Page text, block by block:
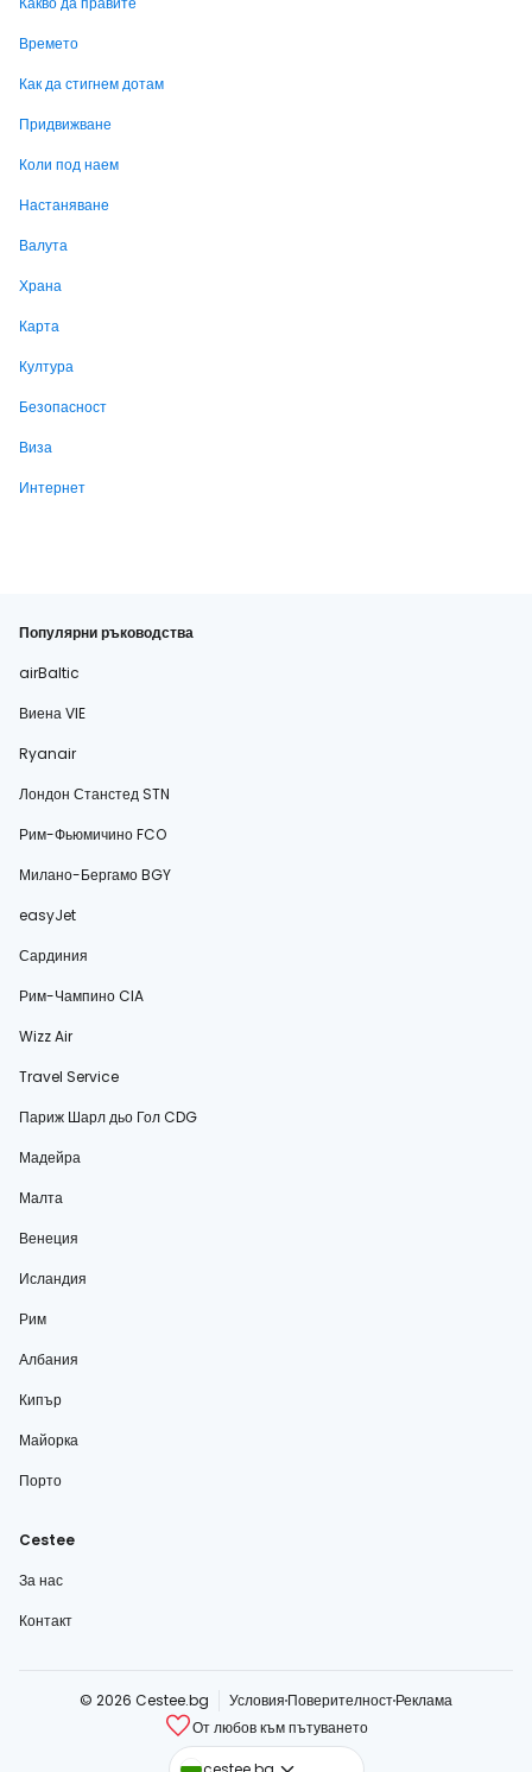
Времето
Как да стигнем дотам
Придвижване
Коли под наем
Настаняване
Валута
Храна
Карта
Култура
Безопасност
Виза
Интернет
Популярни ръководства
airBaltic
Виена VIE
Ryanair
Лондон Станстед STN
Рим-Фьюмичино FCO
Милано-Бергамо BGY
easyJet
Сардиния
Рим-Чампино CIA
Wizz Air
Travel Service
Париж Шарл дьо Гол CDG
Мадейра
Малта
Венеция
Исландия
Рим
Албания
Кипър
Майорка
Порто
Cestee
За нас
Контакт
© 2026 Cestee.bg Условия ПоверителностРеклама
От любов към пътуването
cestee.com